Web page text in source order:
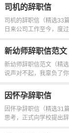
司机的辞职信
司机的辞职信（精选33
日来公司工作至今，度
新幼师辞职信范文
新幼师辞职信范文（精
说声对不起，我辜负了
因怀孕辞职信
因怀孕辞职信（精选31
思考，正式向学校提出